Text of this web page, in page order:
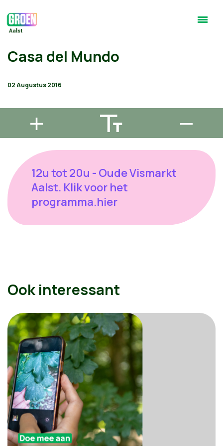
Casa del Mundo
02 Augustus 2016
12u tot 20u - Oude Vismarkt
Aalst. Klik voor het
programma.hier
Ook interessant